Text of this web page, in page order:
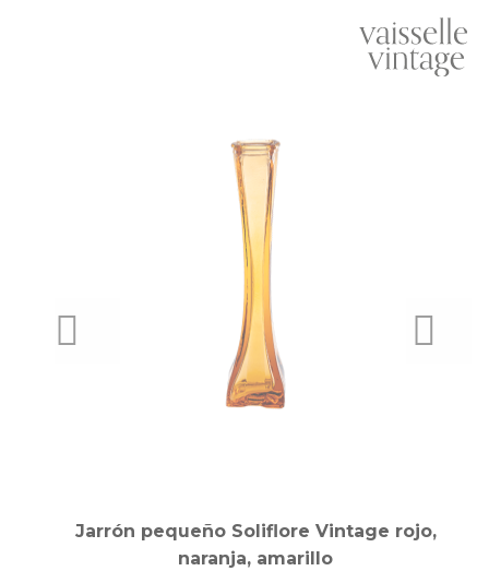
Jarrón pequeño Soliflore Vintage rojo,
naranja, amarillo